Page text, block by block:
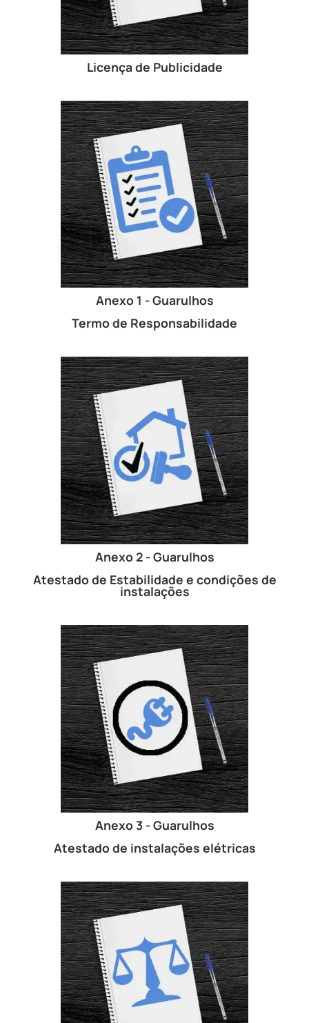
Licença de Publicidade
Anexo 1 - Guarulhos
Termo de Responsabilidade
Anexo 2 - Guarulhos
Atestado de Estabilidade e condições de
instalações
Anexo 3 - Guarulhos
Atestado de instalações elétricas